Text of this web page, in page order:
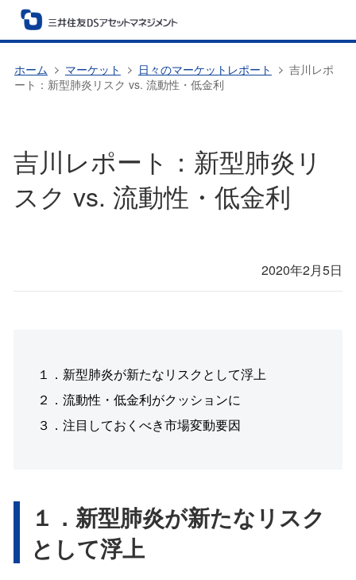
ホーム マーケット 日々のマーケットレポート
吉川レポ
ート：新型肺炎リスク vs. 流動性・低金利
吉川レポート：新型肺炎リ
スク vs. 流動性・低金利
2020年2月5日
１．新型肺炎が新たなリスクとして浮上
２．流動性・低金利がクッションに
３．注目しておくべき市場変動要因
１．新型肺炎が新たなリスク
として浮上